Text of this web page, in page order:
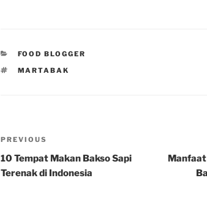
CATEGORIES
FOOD BLOGGER
TAGS
MARTABAK
Post
navigation
Previous
Post
PREVIOUS
10 Tempat Makan Bakso Sapi
Terenak di Indonesia